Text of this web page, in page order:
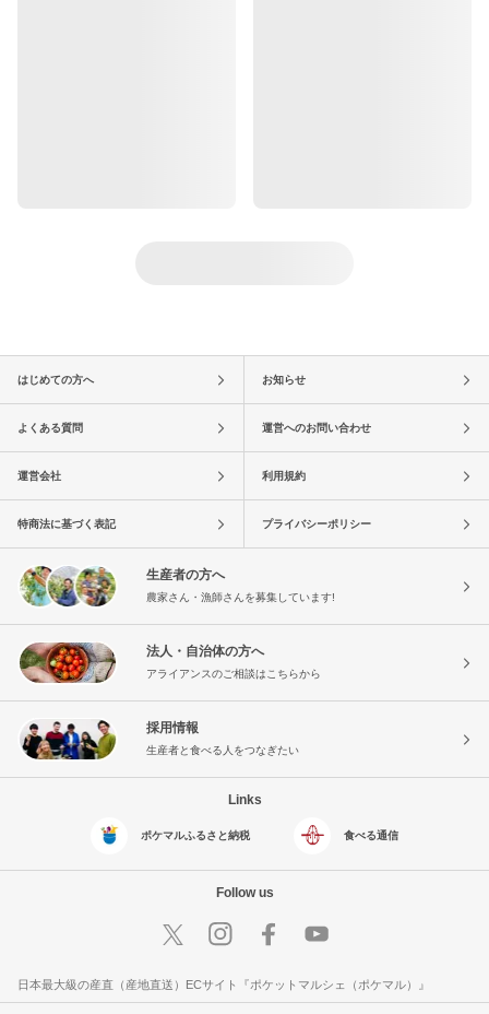
はじめての方へ お知らせ
よくある質問 運営へのお問い合わせ
運営会社 利用規約
特商法に基づく表記 プライバシーポリシー
生産者の方へ
農家さん・漁師さんを募集しています!
法人・自治体の方へ
アライアンスのご相談はこちらから
採用情報
生産者と食べる人をつなぎたい
Links
ポケマルふるさと納税 食べる通信
Follow us
日本最大級の産直（産地直送）ECサイト『ポケットマルシェ（ポケマル）』